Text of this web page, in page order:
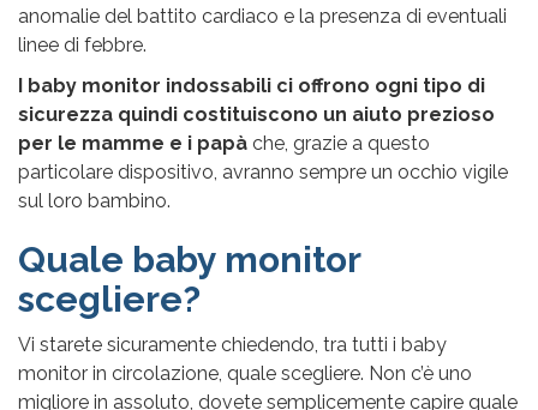
anomalie del battito cardiaco e la presenza di eventuali
linee di febbre.
I baby monitor indossabili ci offrono ogni tipo di
sicurezza quindi costituiscono un aiuto prezioso
per le mamme e i papà che, grazie a questo
particolare dispositivo, avranno sempre un occhio vigile
sul loro bambino.
Quale baby monitor
scegliere?
Vi starete sicuramente chiedendo, tra tutti i baby
monitor in circolazione, quale scegliere. Non c’è uno
migliore in assoluto, dovete semplicemente capire quale